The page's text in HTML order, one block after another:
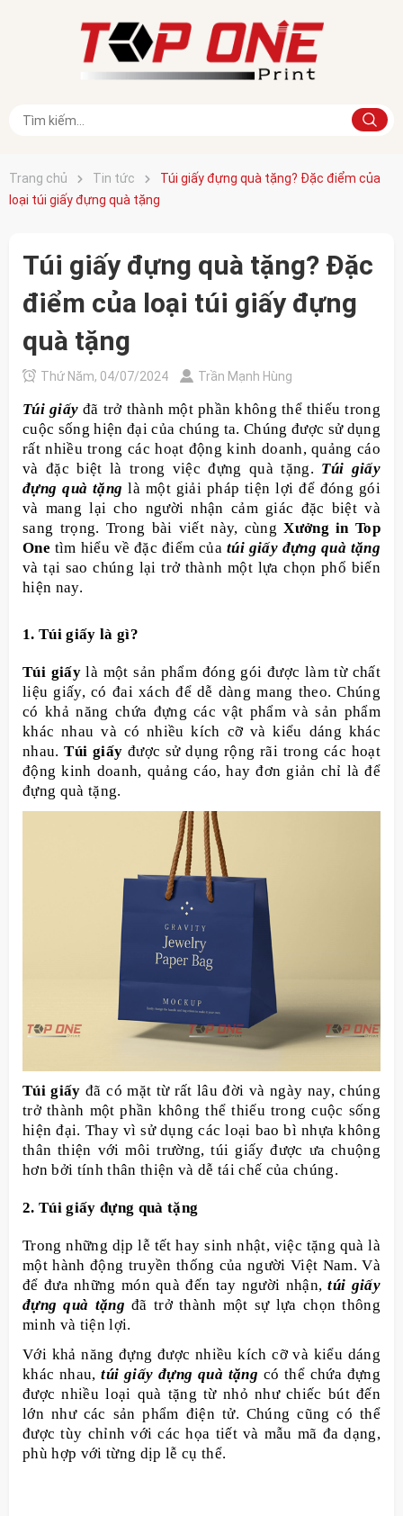
Trang chủ Tin tức
Túi giấy đựng quà tặng? Đặc điểm của
loại túi giấy đựng quà tặng
Túi giấy đựng quà tặng? Đặc
điểm của loại túi giấy đựng
quà tặng
Thứ Năm, 04/07/2024 Trần Mạnh Hùng
Túi giấy đã trở thành một phần không thể thiếu trong
cuộc sống hiện đại của chúng ta. Chúng được sử dụng
rất nhiều trong các hoạt động kinh doanh, quảng cáo
và đặc biệt là trong việc đựng quà tặng. Túi giấy
đựng quà tặng là một giải pháp tiện lợi để đóng gói
và mang lại cho người nhận cảm giác đặc biệt và
sang trọng. Trong bài viết này, cùngXưởng in Top
One tìm hiểu về đặc điểm của túi giấy đựng quà tặng
và tại sao chúng lại trở thành một lựa chọn phổ biến
hiện nay.
1. Túi giấy là gì?
Túi giấylà một sản phẩm đóng gói được làm từ chất
liệu giấy, có đai xách để dễ dàng mang theo. Chúng
có khả năng chứa đựng các vật phẩm và sản phẩm
khác nhau và có nhiều kích cỡ và kiểu dáng khác
nhau.Túi giấy được sử dụng rộng rãi trong các hoạt
động kinh doanh, quảng cáo, hay đơn giản chỉ là để
đựng quà tặng.
Túi giấy đã có mặt từ rất lâu đời và ngày nay, chúng
trở thành một phần không thể thiếu trong cuộc sống
hiện đại. Thay vì sử dụng các loại bao bì nhựa không
thân thiện với môi trường, túi giấy được ưa chuộng
hơn bởi tính thân thiện và dễ tái chế của chúng.
2. Túi giấy đựng quà tặng
Trong những dịp lễ tết hay sinh nhật, việc tặng quà là
một hành động truyền thống của người Việt Nam. Và
để đưa những món quà đến tay người nhận,túi giấy
đựng quà tặng đã trở thành một sự lựa chọn thông
minh và tiện lợi.
Với khả năng đựng được nhiều kích cỡ và kiểu dáng
khác nhau,túi giấy đựng quà tặng có thể chứa đựng
được nhiều loại quà tặng từ nhỏ như chiếc bút đến
lớn như các sản phẩm điện tử. Chúng cũng có thể
được tùy chỉnh với các họa tiết và mẫu mã đa dạng,
phù hợp với từng dịp lễ cụ thể.